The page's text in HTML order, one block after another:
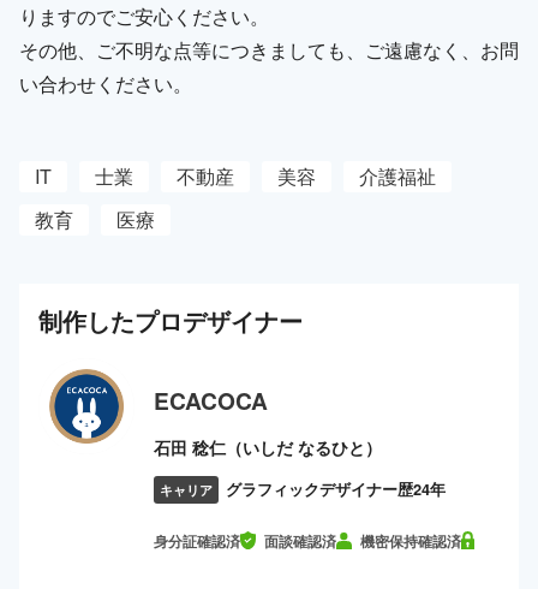
りますのでご安心ください。
その他、ご不明な点等につきましても、ご遠慮なく、お問
い合わせください。
IT 士業 不動産 美容
介護福祉
教育
医療
制作したプロデザイナー
ECACOCA
石田 稔仁（いしだ なるひと）
キャリア グラフィックデザイナー歴24年
身分証確認済 面談確認済 機密保持確認済